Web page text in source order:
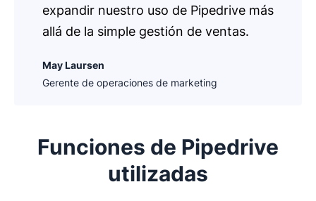
expandir nuestro uso de Pipedrive más
allá de la simple gestión de ventas.
May Laursen
Gerente de operaciones de marketing
Funciones de Pipedrive
utilizadas